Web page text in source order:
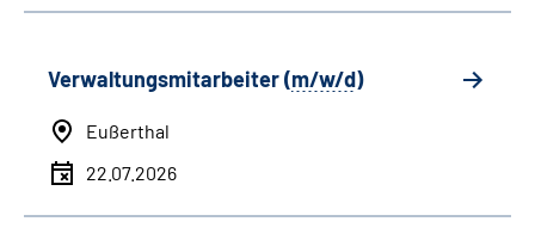
Verwaltungsmitarbeiter (m/w/d)
Eußerthal
22.07.2026